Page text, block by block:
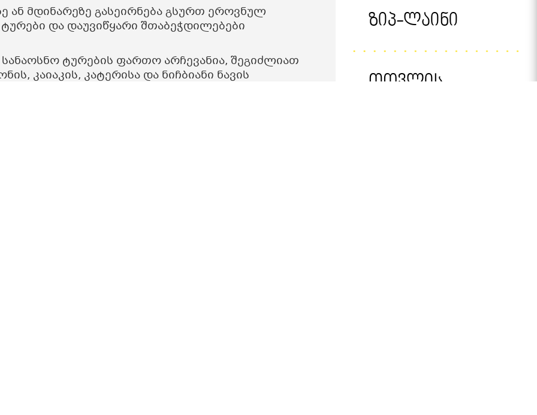
ან მდინარეზე გასეირნება გსურთ ეროვნულ
და დაუვიწყარი შთაბეჭდილებები
ტურების ფართო არჩევანია, შეგიძლიათ
კაიაკის, კატერისა და ნიჩბიანი ნავის
Ზიპ-Ლაინი
Თოვლის